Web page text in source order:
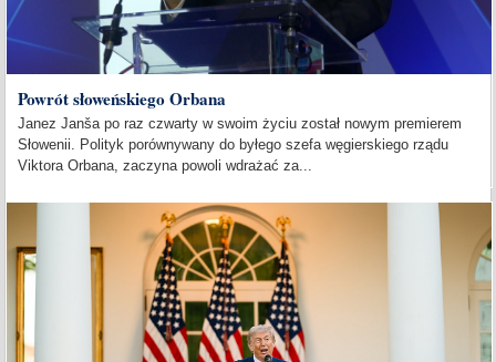
Powrót słoweńskiego Orbana
Janez Janša po raz czwarty w swoim życiu został nowym premierem
Słowenii. Polityk porównywany do byłego szefa węgierskiego rządu
Viktora Orbana, zaczyna powoli wdrażać za...